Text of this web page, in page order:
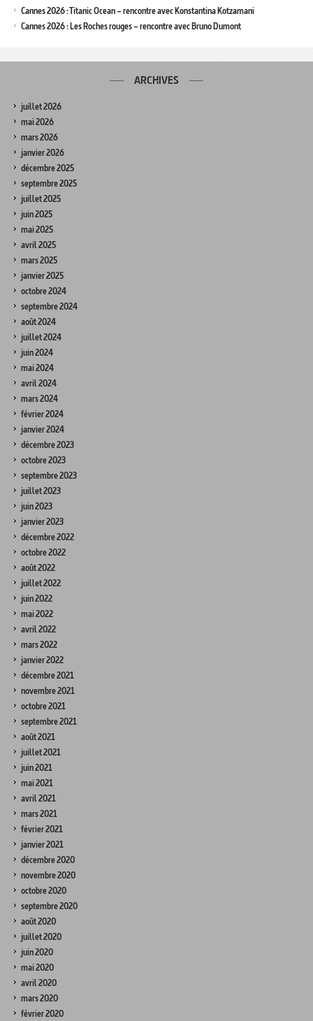
Cannes 2026 : Titanic Ocean – rencontre avec Konstantina Kotzamani
Cannes 2026 : Les Roches rouges – rencontre avec Bruno Dumont
ARCHIVES
juillet 2026
mai 2026
mars 2026
janvier 2026
décembre 2025
septembre 2025
juillet 2025
juin 2025
mai 2025
avril 2025
mars 2025
janvier 2025
octobre 2024
septembre 2024
août 2024
juillet 2024
juin 2024
mai 2024
avril 2024
mars 2024
février 2024
janvier 2024
décembre 2023
octobre 2023
septembre 2023
juillet 2023
juin 2023
janvier 2023
décembre 2022
octobre 2022
août 2022
juillet 2022
juin 2022
mai 2022
avril 2022
mars 2022
janvier 2022
décembre 2021
novembre 2021
octobre 2021
septembre 2021
août 2021
juillet 2021
juin 2021
mai 2021
avril 2021
mars 2021
février 2021
janvier 2021
décembre 2020
novembre 2020
octobre 2020
septembre 2020
août 2020
juillet 2020
juin 2020
mai 2020
avril 2020
mars 2020
février 2020